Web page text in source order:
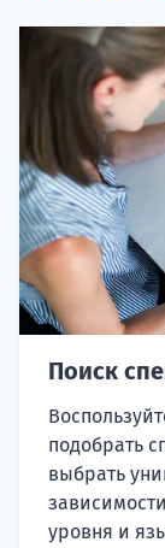
Поиск
подобрать
выбрать
уровня и